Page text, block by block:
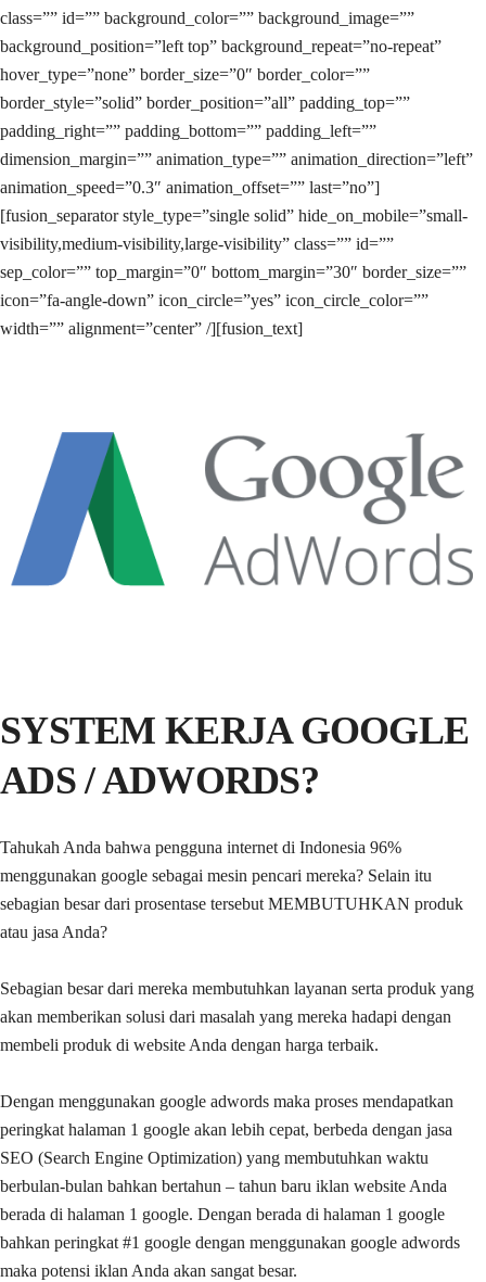
class=”” id=”” background_color=”” background_image=””
background_position=”left top” background_repeat=”no-repeat”
hover_type=”none” border_size=”0″ border_color=””
border_style=”solid” border_position=”all” padding_top=””
padding_right=”” padding_bottom=”” padding_left=””
dimension_margin=”” animation_type=”” animation_direction=”left”
animation_speed=”0.3″ animation_offset=”” last=”no”]
[fusion_separator style_type=”single solid” hide_on_mobile=”small-
visibility,medium-visibility,large-visibility” class=”” id=””
sep_color=”” top_margin=”0″ bottom_margin=”30″ border_size=””
icon=”fa-angle-down” icon_circle=”yes” icon_circle_color=””
width=”” alignment=”center” /][fusion_text]
SYSTEM KERJA GOOGLE
ADS / ADWORDS?
Tahukah Anda bahwa pengguna internet di Indonesia 96%
menggunakan google sebagai mesin pencari mereka? Selain itu
sebagian besar dari prosentase tersebut MEMBUTUHKAN produk
atau jasa Anda?
Sebagian besar dari mereka membutuhkan layanan serta produk yang
akan memberikan solusi dari masalah yang mereka hadapi dengan
membeli produk di website Anda dengan harga terbaik.
Dengan menggunakan google adwords maka proses mendapatkan
peringkat halaman 1 google akan lebih cepat, berbeda dengan jasa
SEO (Search Engine Optimization) yang membutuhkan waktu
berbulan-bulan bahkan bertahun – tahun baru iklan website Anda
berada di halaman 1 google. Dengan berada di halaman 1 google
bahkan peringkat #1 google dengan menggunakan google adwords
maka potensi iklan Anda akan sangat besar.